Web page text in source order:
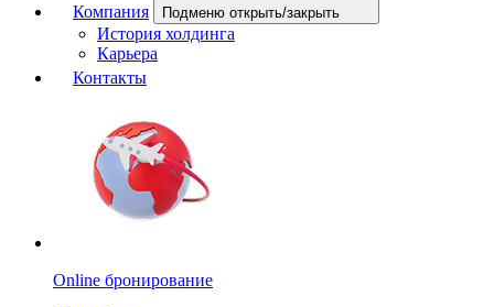
Компания
Подменю открыть/закрыть
История холдинга
Карьера
Контакты
Online бронирование